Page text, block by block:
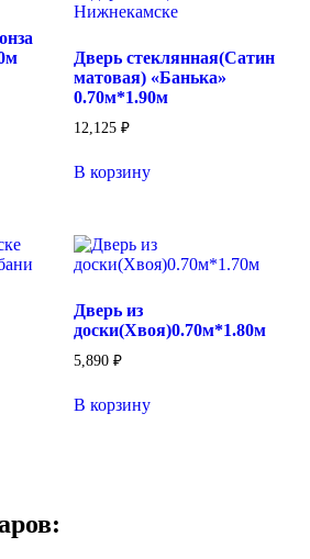
Дверь стеклянная(Сатин
матовая) «Банька»
0.70м*1.90м
12,125 ₽
В корзину
Дверь из
доски(Хвоя)0.70м*1.80м
5,890 ₽
В корзину